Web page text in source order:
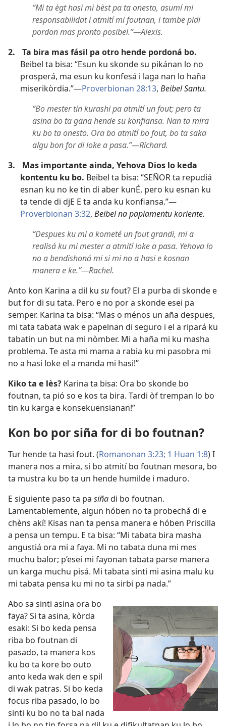
“Mi ta ègt hasi mi bèst pa ta onesto, asumí mi
responsabilidat i atmití mi foutnan, i tambe pidi
pordon mas pronto posibel.”​—Alexis.
2.
Ta bira mas fásil pa otro hende pordoná bo.
Beibel ta bisa: “Esun ku skonde su pikánan lo no
prosperá, ma esun ku konfesá i laga nan lo haña
miserikòrdia.”—Proverbionan 28:13, Beibel Santu.
“Bo mester tin kurashi pa atmití un fout; pero ta
asina bo ta gana hende su konfiansa. Nan ta mira
ku bo ta onesto. Ora bo atmití bo fout, bo ta saka
algu bon for di loke a pasa.”​—Richard.
3.
Mas importante ainda, Yehova Dios lo keda
kontentu ku bo. Beibel ta bisa: “SEÑOR ta repudiá
esnan ku no ke tin di aber kunÉ, pero ku esnan ku
ta tende di djE E ta anda ku konfiansa.”​—
Proverbionan 3:32, Beibel na papiamentu koriente.
“Despues ku mi a kometé un fout grandi, mi a
realisá ku mi mester a atmití loke a pasa. Yehova lo
no a bendishoná mi si mi no a hasi e kosnan
manera e ke.”​—Rachel.
Anto kon Karina a dil ku sufout? El a purba di skonde e
but for di su tata. Pero e no por a skonde esei pa
semper. Karina ta bisa: “Mas o ménos un aña despues,
mi tata tabata wak e papelnan di seguro i el a ripará ku
tabatin un but na mi nòmber. Mi a haña mi ku masha
problema. Te asta mi mama a rabia ku mi pasobra mi
no a hasi loke el a manda mi hasi!”
Kiko ta e lès? Karina ta bisa: Ora bo skonde bo
foutnan, ta pió so e kos ta bira. Tardi òf trempan lo bo
tin ku karga e konsekuensianan!”
Kon bo por siña for di bo foutnan?
Tur hende ta hasi fout. (Romanonan 3:23; 1 Huan 1:8) I
manera nos a mira, si bo atmití bo foutnan mesora, bo
ta mustra ku bo ta un hende humilde i maduro.
E siguiente paso ta pa siñadi bo foutnan.
Lamentablemente, algun hóben no ta probechá di e
chèns akí! Kisas nan ta pensa manera e hóben Priscilla
a pensa un tempu. E ta bisa: “Mi tabata bira masha
angustiá ora mi a faya. Mi no tabata duna mi mes
muchu balor; p’esei mi fayonan tabata parse manera
un karga muchu pisá. Mi tabata sinti mi asina malu ku
mi tabata pensa ku mi no ta sirbi pa nada.”
Abo sa sinti asina ora bo
faya? Si ta asina, kòrda
esaki: Si bo keda pensa
riba bo foutnan di
pasado, ta manera kos
ku bo ta kore bo outo
anto keda wak den e spil
di wak patras. Si bo keda
focus riba pasado, lo bo
sinti ku bo no ta bal nada